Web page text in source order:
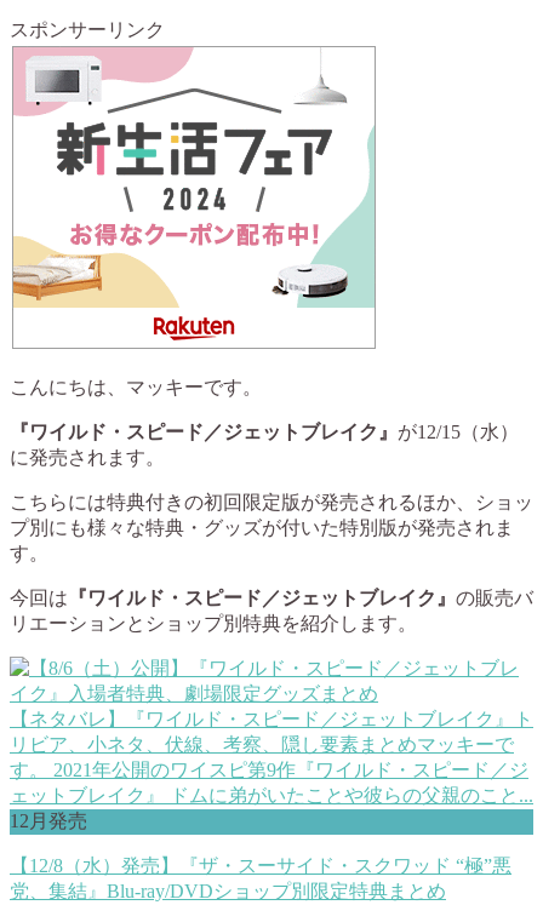
スポンサーリンク
こんにちは、マッキーです。
『ワイルド・スピード／ジェットブレイク』 が12/15（水）
に発売されます。
こちらには特典付きの初回限定版が発売されるほか、ショッ
プ別にも様々な特典・グッズが付いた特別版が発売されま
す。
今回は 『ワイルド・スピード／ジェットブレイク』 の販売バ
リエーションとショップ別特典を紹介します。
【ネタバレ】『ワイルド・スピード／ジェットブレイク』ト
リビア、小ネタ、伏線、考察、隠し要素まとめマッキーで
す。 2021年公開のワイスピ第9作『ワイルド・スピード／ジ
ェットブレイク』 ドムに弟がいたことや彼らの父親のこと...
12月発売
【12/8（水）発売】『ザ・スーサイド・スクワッド “極”悪
党、集結』Blu-ray/DVDショップ別限定特典まとめ